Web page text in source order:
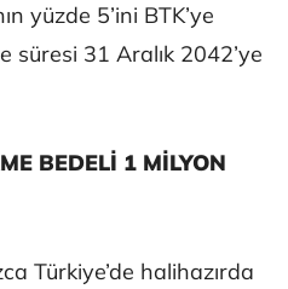
yüzde 5’ini BTK’ye
süresi 31 Aralık 2042’ye
BEDELİ 1 MİLYON
Türkiye’de halihazırda